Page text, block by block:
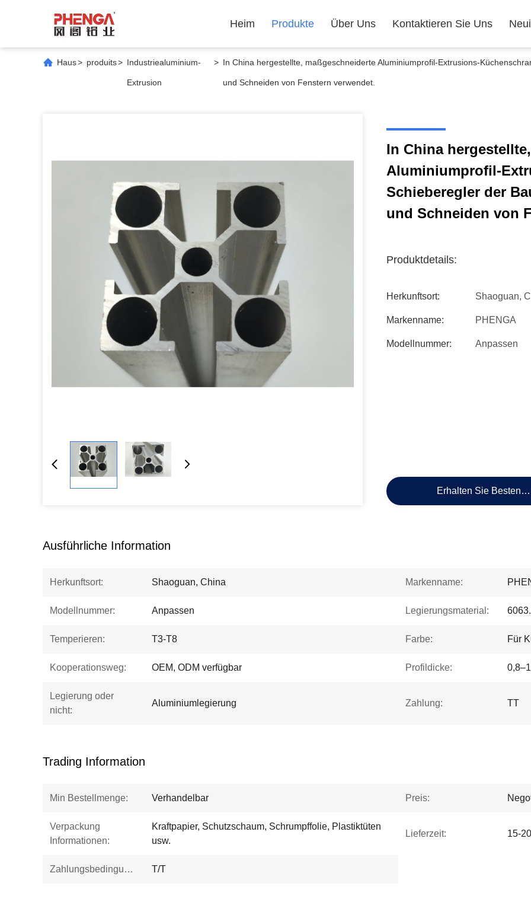
Heim Produkte Über Uns Kontaktieren Sie Uns
Haus> produits> Industriealuminium-
Extrusion
> In China hergestellte, maßgeschneiderte Aluminiumprofil-Extrusions-
und Schneiden von Fenstern verwendet.
In China
Aluminiumprofil-
Schieberegler der
und Schneiden von
Produktdetails:
Herkunftsort: Shaoguan,
Markenname: PHENGA
Modellnummer: Anpassen
Erhalten Sie Besten
Ausführliche Information
Herkunftsort: Shaoguan, China Markenname:
Modellnummer: Anpassen Legierungsmaterial:
Temperieren: T3-T8 Farbe: Für
Kooperationsweg: OEM, ODM verfügbar Profildicke:
Legierung oder
nicht:
Aluminiumlegierung Zahlung: TT
Trading Information
Min Bestellmenge: Verhandelbar Preis:
Verpackung
Informationen:
Kraftpapier, Schutzschaum, Schrumpffolie, Plastiktüten
usw.
Lieferzeit: 15-
Zahlungsbedingungen: T/T